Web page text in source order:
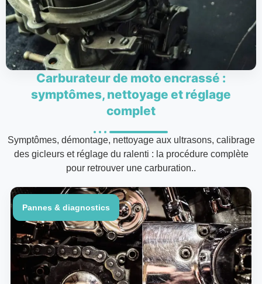
Carburateur de moto encrassé :
symptômes, nettoyage et réglage
complet
Symptômes, démontage, nettoyage aux ultrasons, calibrage
des gicleurs et réglage du ralenti : la procédure complète
pour retrouver une carburation..
Pannes & diagnostics